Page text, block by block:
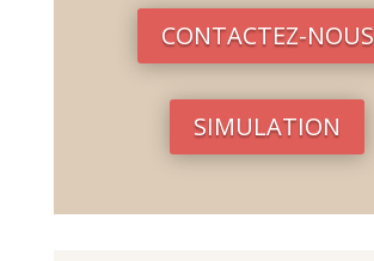
CONTACTEZ-NOUS
SIMULATION